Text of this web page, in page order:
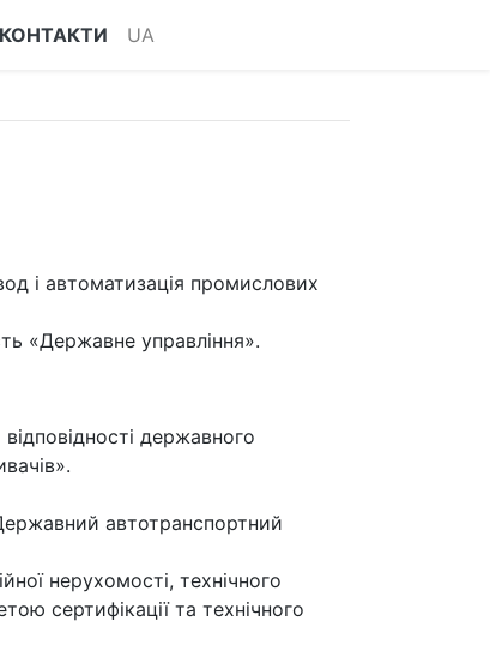
КОНТАКТИ UA
і автоматизація промислових
«Державне управління».
державного
автотранспортний
нерухомості, технічного
сертифікації та технічного